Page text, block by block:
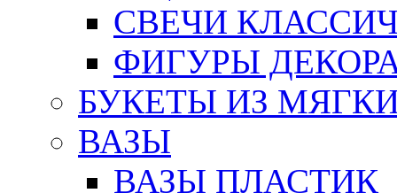
СВЕЧИ
ФИГУРЫ
БУКЕТЫ ИЗ
ВАЗЫ
ВАЗЫ ПЛАСТИК